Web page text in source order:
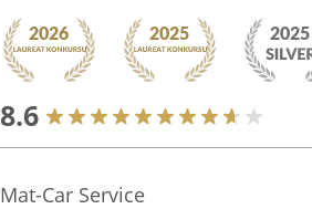
8.6
Mat-Car Service